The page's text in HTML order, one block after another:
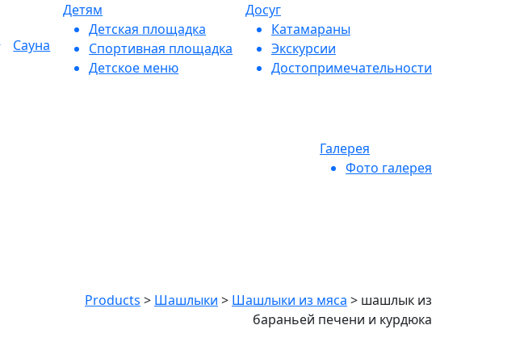
Сауна
Детям
Детская площадка
Спортивная площадка
Детское меню
Досуг
Катамараны
Экскурсии
Достопримечательности
Галерея
Фото галерея
Products > Шашлыки > Шашлыки из мяса > шашлык из
бараньей печени и курдюка